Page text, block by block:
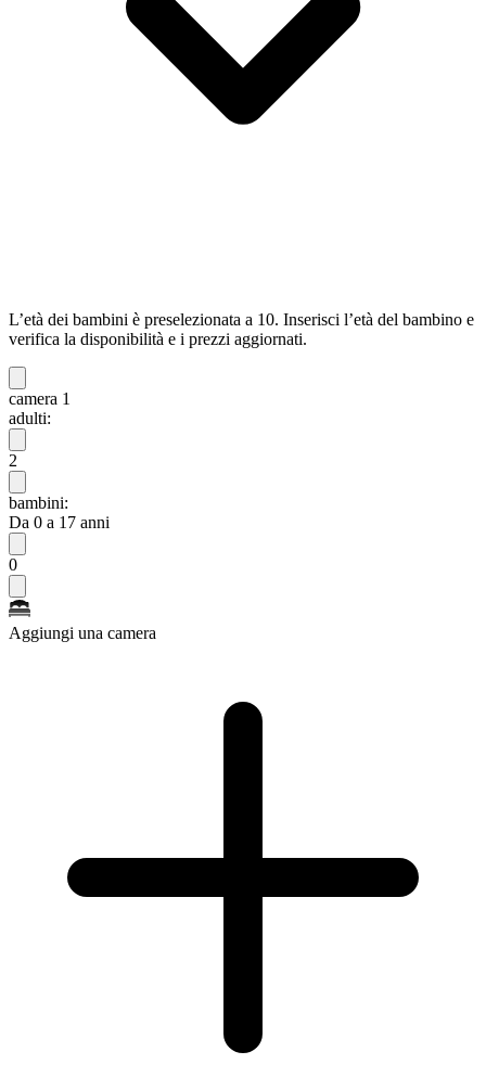
L’età dei bambini è preselezionata a 10. Inserisci l’età del bambino e
verifica la disponibilità e i prezzi aggiornati.
camera 1
adulti:
2
bambini:
Da 0 a 17 anni
0
Aggiungi una camera